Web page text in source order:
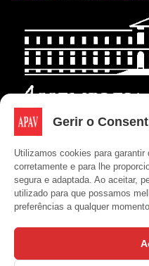
Gerir o
Utilizamos cookies para
corretamente e para lhe
segura e adaptada. Ao aceitar,
utilizado para que possamos
preferências a qualquer